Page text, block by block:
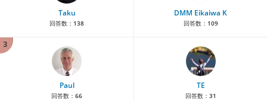
Taku
回答数： 138
DMM Eikaiwa K
回答数： 109
3
Paul
回答数： 66
TE
回答数： 31